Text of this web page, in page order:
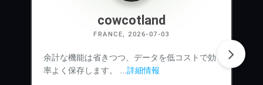
cowcotland
FRANCE, 2026-07-03
余計な機能は省きつつ、データを低コストで効
率よく保存します。 ... 詳細情報